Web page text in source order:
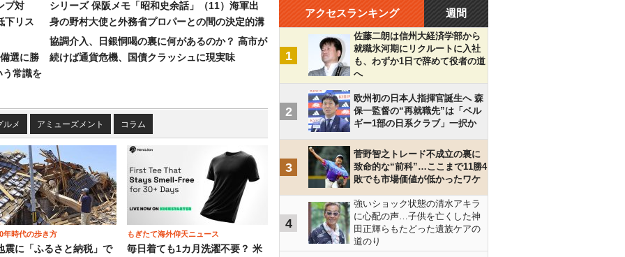
プ対
下リス
選に勝
う常識を
シリーズ 保阪メモ「昭和史余話」（11）海軍出
身の野村大使と外務省プロパーとの間の決定的溝
協調介入、日銀恫喝の裏に何があるのか？ 高市が
続けば通貨危機、国債クラッシュに現実味
ルメ アミューズメント コラム
年時代の歩き方
震に「ふるさと納税」で
もぎたて海外仰天ニュース
毎日着ても1カ月洗濯不要？ 米
アクセスランキング 週間
1
佐藤二朗は信州大経済学部から
就職氷河期にリクルートに入社
も、わずか1日で辞めて役者の道
へ
2
欧州初の日本人指揮官誕生へ 森
保一監督の“再就職先”は「ベル
ギー1部の日系クラブ」一択か
3
菅野智之トレード不成立の裏に
致命的な“前科”…ここまで11勝4
敗でも市場価値が低かったワケ
4
強いショック状態の清水アキラ
に心配の声…子供を亡くした神
田正輝らもたどった遺族ケアの
道のり